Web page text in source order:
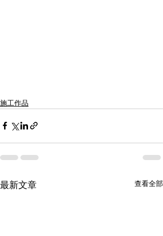
施工作品
最新文章 查看全部